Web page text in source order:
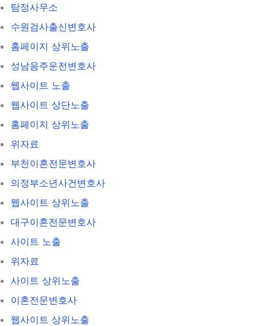
탐정사무소
수원검사출신변호사
홈페이지 상위노출
성남음주운전변호사
웹사이트 노출
웹사이트 상단노출
홈페이지 상위노출
위자료
부천이혼전문변호사
의정부소년사건변호사
웹사이트 상위노출
대구이혼전문변호사
사이트 노출
위자료
사이트 상위노출
이혼전문변호사
웹사이트 상위노출